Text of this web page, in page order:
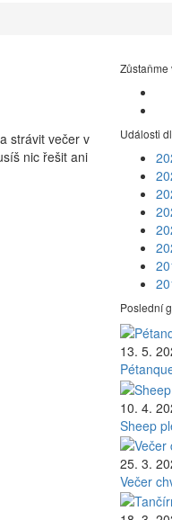
strávit večer v
nic řešit ani
Zůstaňme
Události
Poslední
13. 5.
10. 4.
Sheep
25. 3.
Večer